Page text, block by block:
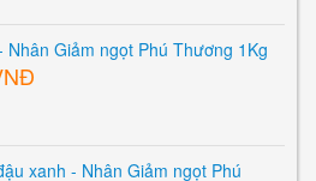
Nhân Giảm ngọt Phú Thương 1Kg
xanh - Nhân Giảm ngọt Phú